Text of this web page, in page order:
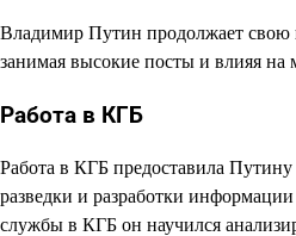
Владимир Путин продолжает свою
занимая высокие посты и влияя
Работа в КГБ
Работа в КГБ предоставила
разведки и разработки
службы в КГБ он научился